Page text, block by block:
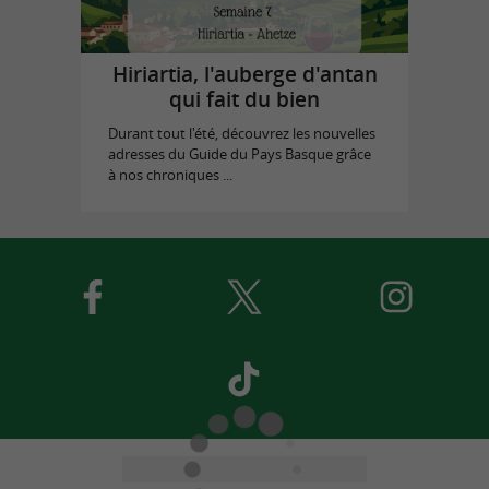
Hiriartia, l'auberge d'antan
qui fait du bien
Durant tout l'été, découvrez les nouvelles
adresses du Guide du Pays Basque grâce
à nos chroniques ...